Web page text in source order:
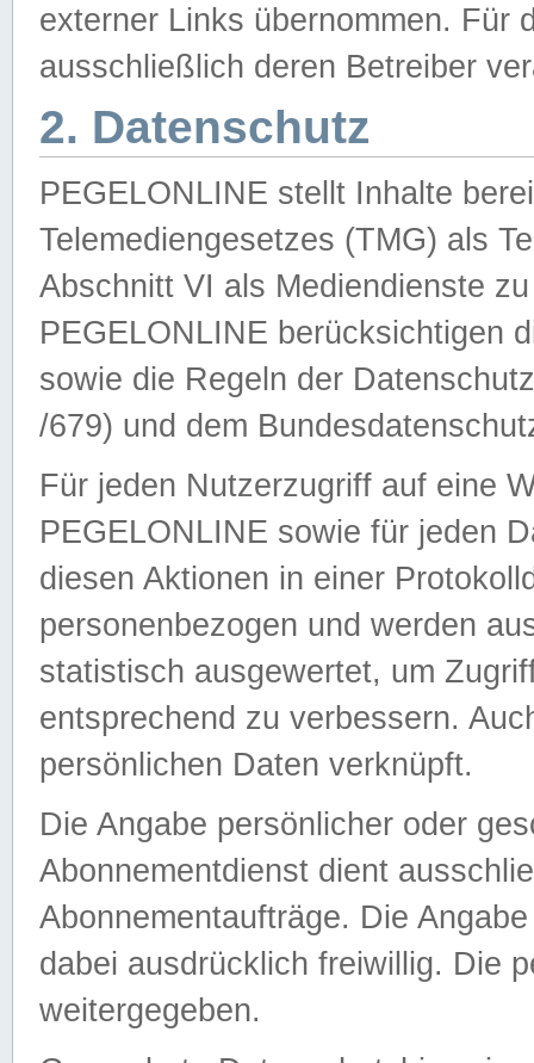
externer Links übernommen. Für
ausschließlich deren Betreiber
2. Datenschutz
PEGELONLINE stellt Inhalte
Telemediengesetzes (TMG) als
Abschnitt VI als Mediendienste
PEGELONLINE berücksichtigen
sowie die Regeln der
/679) und dem
Für jeden Nutzerzugriff auf eine
PEGELONLINE sowie für jeden
diesen Aktionen in einer
personenbezogen und werden
statistisch ausgewertet, um
entsprechend zu verbessern.
persönlichen Daten verknüpft.
Die Angabe persönlicher oder
Abonnementdienst dient
Abonnementaufträge. Die
dabei ausdrücklich freiwillig. Die
weitergegeben.